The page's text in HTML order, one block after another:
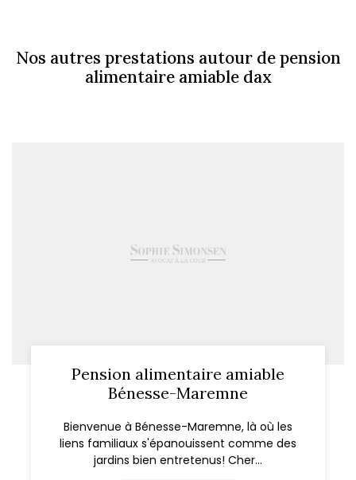
Nos autres prestations autour de pension
alimentaire amiable dax
Pension alimentaire amiable
Bénesse-Maremne
Bienvenue à Bénesse-Maremne, là où les
liens familiaux s'épanouissent comme des
jardins bien entretenus! Cher...